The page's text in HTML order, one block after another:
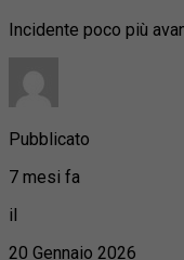
Incidente poco più
Pubblicato
7 mesi fa
il
20 Gennaio 2026